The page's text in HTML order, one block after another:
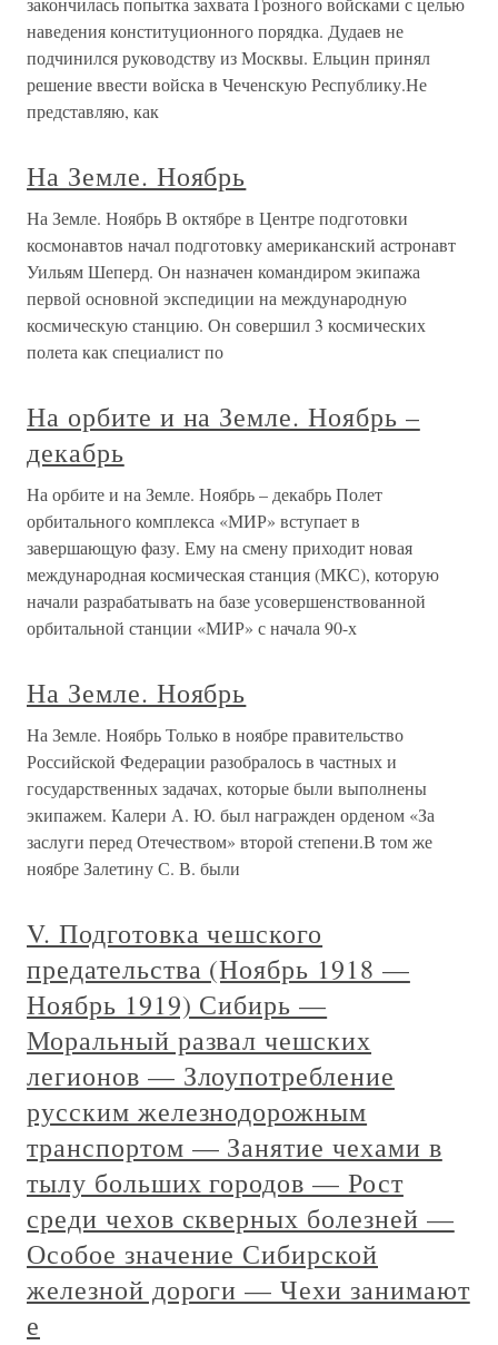
наведения конституционного порядка. Дудаев не
подчинился руководству из Москвы. Ельцин принял
решение ввести войска в Чеченскую Республику.Не
представляю, как
На Земле. Ноябрь
На Земле. Ноябрь В октябре в Центре подготовки
космонавтов начал подготовку американский астронавт
Уильям Шеперд. Он назначен командиром экипажа
первой основной экспедиции на международную
космическую станцию. Он совершил 3 космических
полета как специалист по
На орбите и на Земле. Ноябрь –
декабрь
На орбите и на Земле. Ноябрь – декабрь Полет
орбитального комплекса «МИР» вступает в
завершающую фазу. Ему на смену приходит новая
международная космическая станция (МКС), которую
начали разрабатывать на базе усовершенствованной
орбитальной станции «МИР» с начала 90-х
На Земле. Ноябрь
На Земле. Ноябрь Только в ноябре правительство
Российской Федерации разобралось в частных и
государственных задачах, которые были выполнены
экипажем. Калери А. Ю. был награжден орденом «За
заслуги перед Отечеством» второй степени.В том же
ноябре Залетину С. В. были
V. Подготовка чешского
предательства (Ноябрь 1918 —
Ноябрь 1919) Сибирь —
Моральный развал чешских
легионов — Злоупотребление
русским железнодорожным
транспортом — Занятие чехами в
тылу больших городов — Рост
среди чехов скверных болезней —
Особое значение Сибирской
железной дороги — Чехи занимают
е